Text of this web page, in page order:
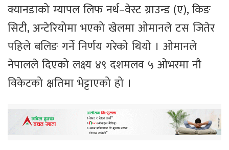
क्यानडाको म्यापल लिफ नर्थ–वेस्ट ग्राउन्ड (ए), किङ
सिटी, अन्टेरियोमा भएको खेलमा ओमानले टस जितेर
पहिले बलिङ गर्ने निर्णय गरेको थियो । ओमानले
नेपालले दिएको लक्ष्य ४९ दशमलव ५ ओभरमा नौ
विकेटको क्षतिमा भेट्टाएको हो ।